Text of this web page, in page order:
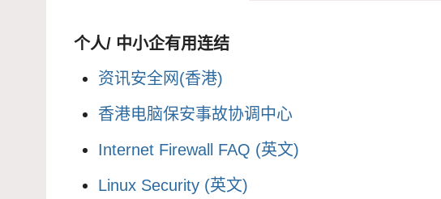
个人/ 中小企有用连结
资讯安全网(香港)
香港电脑保安事故协调中心
Internet Firewall FAQ (英文)
Linux Security (英文)